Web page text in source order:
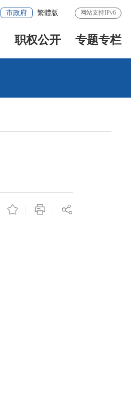
市政府 繁體版 网站支持IPv6
职权公开 专题专栏